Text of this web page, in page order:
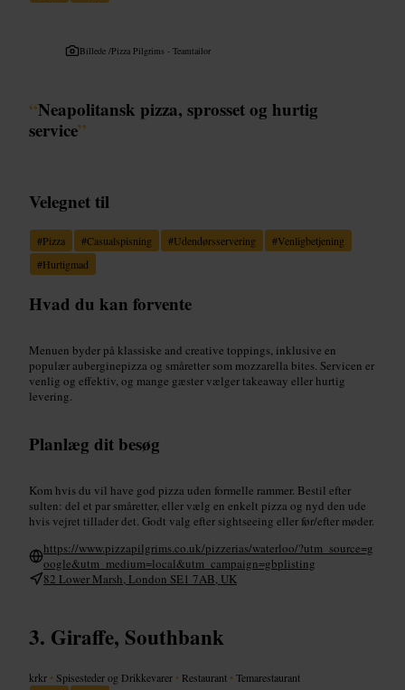
Billede /Pizza Pilgrims - Teamtailor
“Neapolitansk pizza, sprosset og hurtig
service”
Velegnet til
#Pizza #Casualspisning #Udendørsservering #Venligbetjening
#Hurtigmad
Hvad du kan forvente
Menuen byder på klassiske and creative toppings, inklusive en
populær auberginepizza og småretter som mozzarella bites. Servicen er
venlig og effektiv, og mange gæster vælger takeaway eller hurtig
levering.
Planlæg dit besøg
Kom hvis du vil have god pizza uden formelle rammer. Bestil efter
sulten: del et par småretter, eller vælg en enkelt pizza og nyd den ude
hvis vejret tillader det. Godt valg efter sightseeing eller før/efter møder.
https://www.pizzapilgrims.co.uk/pizzerias/waterloo/?utm_source=g
oogle&utm_medium=local&utm_campaign=gbplisting
82 Lower Marsh, London SE1 7AB, UK
Giraffe, Southbank
krkr • Spisesteder og Drikkevarer • Restaurant •Temarestaurant